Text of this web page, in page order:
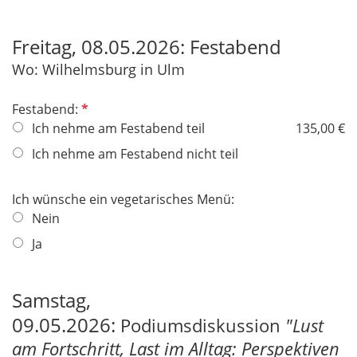
Freitag, 08.05.2026: Festabend
Wo: Wilhelmsburg in Ulm
Festabend: P
f
h
d
Ich nehme am Festabend teil
135,00 €
Ich nehme am Festabend nicht teil
Ich wünsche ein vegetarisches Menü:
Nein
Ja
Samstag,
09.05.2026: Podiumsdiskussion "Lust
am Fortschritt, Last im Alltag: Perspektiven